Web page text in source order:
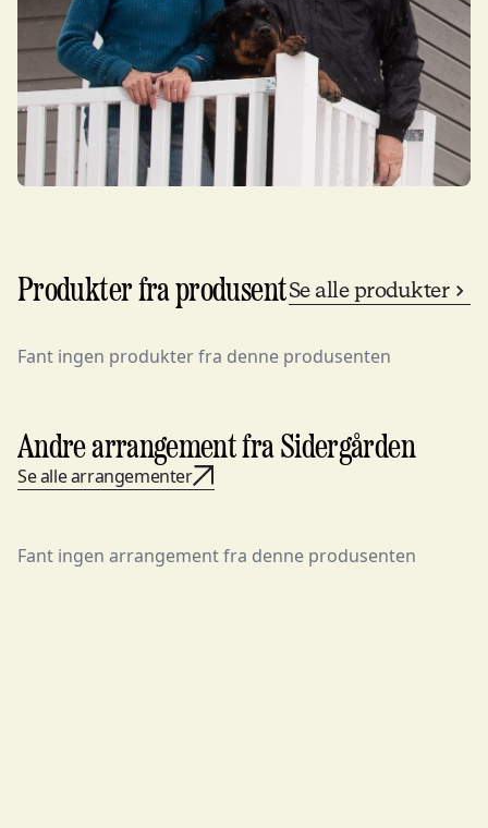
Produkter fra produsentSe alle produkter
Fant ingen produkter fra denne produsenten
Andre arrangement fra Sidergården
Se alle arrangementer
Fant ingen arrangement fra denne produsenten